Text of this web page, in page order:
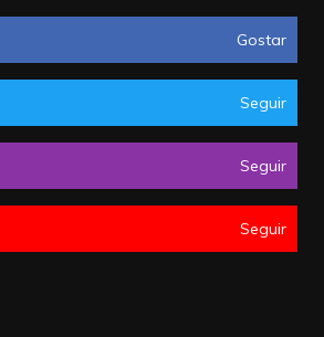
Gostar
Seguir
Seguir
Seguir